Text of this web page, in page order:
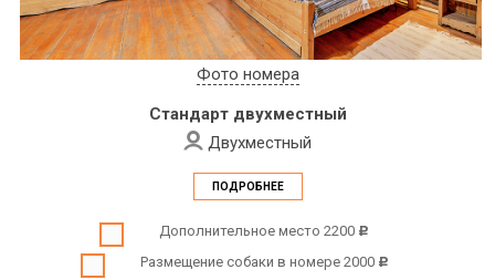
Фото номера
Стандарт двухместный
Двухместный
ПОДРОБНЕЕ
Дополнительное место 2200 c
Размещение собаки в номере 2000 c